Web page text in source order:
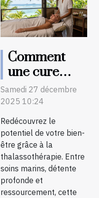
Comment
une cure
thalasso peut
revitaliser
votre bien-
être ?
Samedi 27 décembre
2025 10:24
Redécouvrez le
potentiel de votre bien-
être grâce à la
thalassothérapie. Entre
soins marins, détente
profonde et
ressourcement, cette